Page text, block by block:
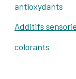
antioxydants
Additifs
colorants